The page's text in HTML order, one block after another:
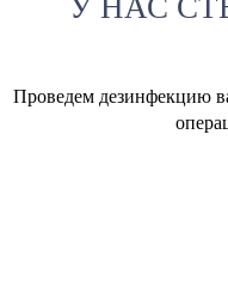
У НАС
Проведем дезинфекцию